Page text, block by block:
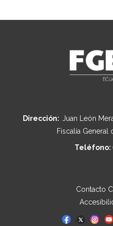
Dirección: Juan León
Fiscalía General
Teléfono:
Contacto